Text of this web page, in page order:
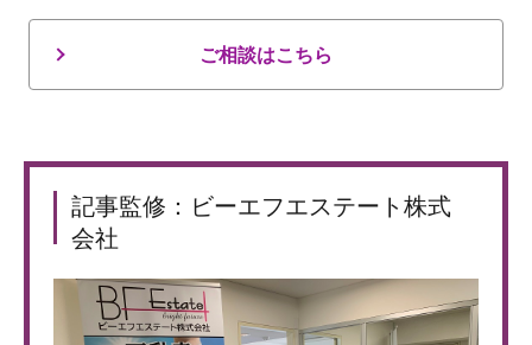
ご相談はこちら
記事監修：ビーエフエステート株式
会社